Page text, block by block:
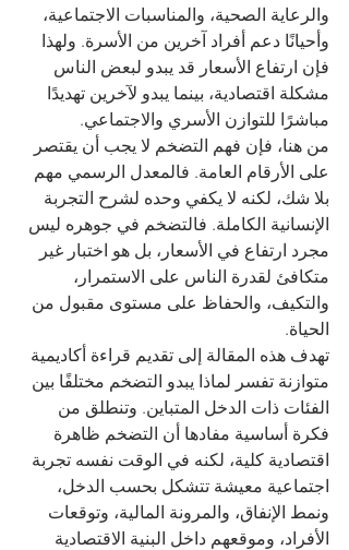
والرعاية الصحية، والمناسبات الاجتماعية،
وأحيانًا دعم أفراد آخرين من الأسرة. ولهذا
فإن ارتفاع الأسعار قد يبدو لبعض الناس
مشكلة اقتصادية، بينما يبدو لآخرين تهديدًا
مباشرًا للتوازن الأسري والاجتماعي.
من هنا، فإن فهم التضخم لا يجب أن يقتصر
على الأرقام العامة. فالمعدل الرسمي مهم
بلا شك، لكنه لا يكفي وحده لشرح التجربة
الإنسانية الكاملة. فالتضخم في جوهره ليس
مجرد ارتفاع في الأسعار، بل هو اختبار غير
متكافئ لقدرة الناس على الاستمرار،
والتكيف، والحفاظ على مستوى مقبول من
الحياة.
تهدف هذه المقالة إلى تقديم قراءة أكاديمية
متوازنة تفسر لماذا يبدو التضخم مختلفًا بين
الفئات ذات الدخل المتباين. وتنطلق من
فكرة أساسية مفادها أن التضخم ظاهرة
اقتصادية كلية، لكنه في الوقت نفسه تجربة
اجتماعية معيشة تتشكل بحسب الدخل،
ونمط الإنفاق، والمرونة المالية، وتوقعات
الأفراد، وموقعهم داخل البنية الاقتصادية